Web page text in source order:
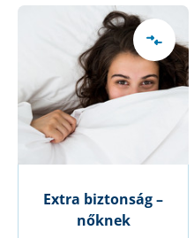
Extra biztonság –
nőknek